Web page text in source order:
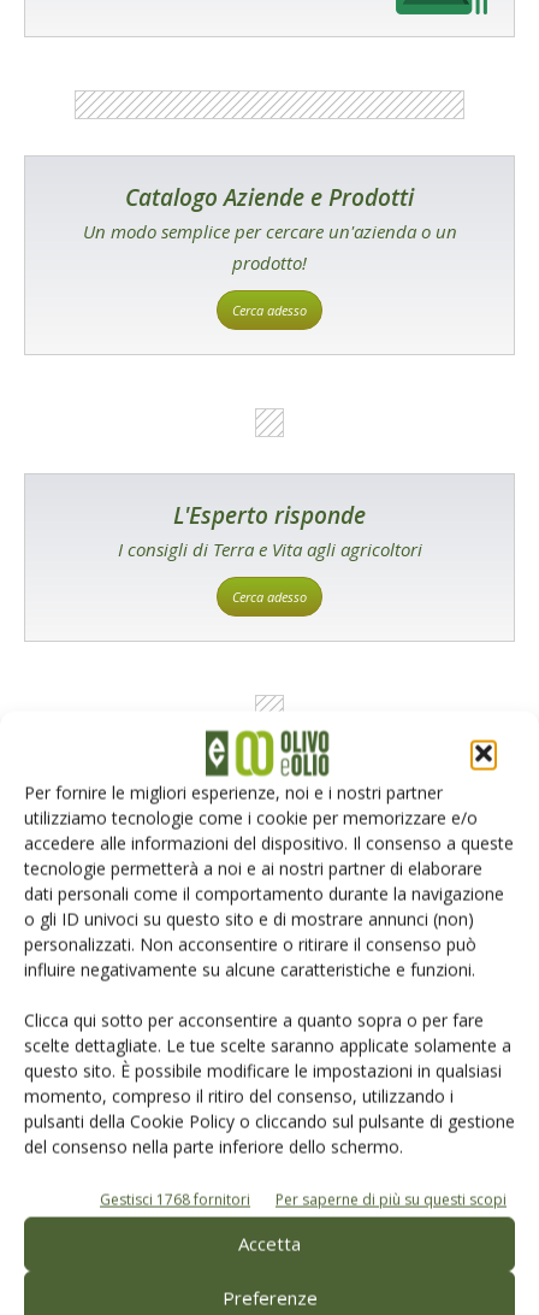
Per fornire le migliori esperienze, noi e i nostri partner
utilizziamo tecnologie come i cookie per memorizzare e/o
accedere alle informazioni del dispositivo. Il consenso a queste
tecnologie permetterà a noi e ai nostri partner di elaborare
dati personali come il comportamento durante la navigazione
o gli ID univoci su questo sito e di mostrare annunci (non)
personalizzati. Non acconsentire o ritirare il consenso può
influire negativamente su alcune caratteristiche e funzioni.
Clicca qui sotto per acconsentire a quanto sopra o per fare
scelte dettagliate. Le tue scelte saranno applicate solamente a
questo sito. È possibile modificare le impostazioni in qualsiasi
momento, compreso il ritiro del consenso, utilizzando i
pulsanti della Cookie Policy o cliccando sul pulsante di gestione
del consenso nella parte inferiore dello schermo.
Gestisci 1768 fornitori Per saperne di più su questi scopi
Accetta
Preferenze
Catalogo Aziende e Prodotti
Un modo semplice per cercare un'azienda o un
prodotto!
Cerca adesso
L'Esperto risponde
I consigli di Terra e Vita agli agricoltori
Cerca adesso
Rimani aggiornato sul mondo
dell’agricoltura